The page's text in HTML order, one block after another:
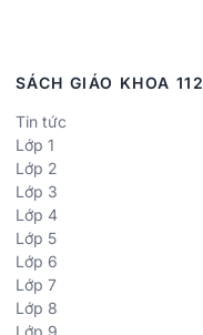
SÁCH GIÁO KHOA 112
Tin tức
Lớp 1
Lớp 2
Lớp 3
Lớp 4
Lớp 5
Lớp 6
Lớp 7
Lớp 8
Lớp 9